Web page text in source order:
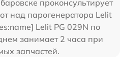
проконсультирует
над парогенератора Lelit
Lelit PG 029N по
занимает 2 часа при
запчастей.